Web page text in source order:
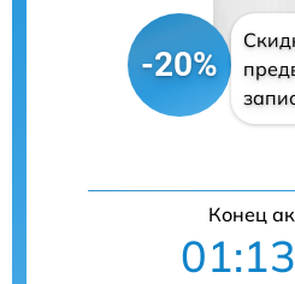
-20%
Конец